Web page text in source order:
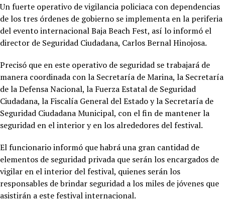
Un fuerte operativo de vigilancia policiaca con dependencias
de los tres órdenes de gobierno se implementa en la periferia
del evento internacional Baja Beach Fest, así lo informó el
director de Seguridad Ciudadana, Carlos Bernal Hinojosa.
Precisó que en este operativo de seguridad se trabajará de
manera coordinada con la Secretaría de Marina, la Secretaría
de la Defensa Nacional, la Fuerza Estatal de Seguridad
Ciudadana, la Fiscalía General del Estado y la Secretaría de
Seguridad Ciudadana Municipal, con el fin de mantener la
seguridad en el interior y en los alrededores del festival.
El funcionario informó que habrá una gran cantidad de
elementos de seguridad privada que serán los encargados de
vigilar en el interior del festival, quienes serán los
responsables de brindar seguridad a los miles de jóvenes que
asistirán a este festival internacional.